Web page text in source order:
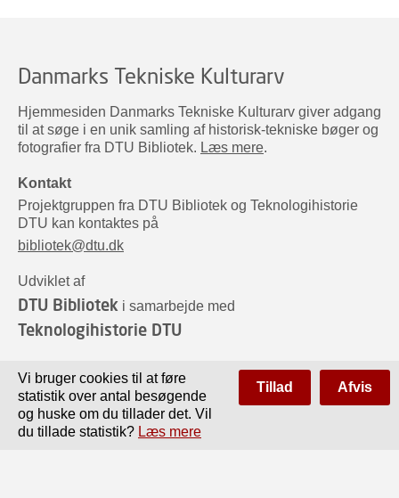
Danmarks Tekniske Kulturarv
Hjemmesiden Danmarks Tekniske Kulturarv giver adgang
til at søge i en unik samling af historisk-tekniske bøger og
fotografier fra DTU Bibliotek. Læs mere.
Kontakt
Projektgruppen fra DTU Bibliotek og Teknologihistorie
DTU kan kontaktes på
bibliotek@dtu.dk
Udviklet af
DTU Bibliotek i samarbejde med
Teknologihistorie DTU
Vi bruger cookies til at føre
statistik over antal besøgende
og huske om du tillader det. Vil
du tillade statistik? Læs mere
Tillad Afvis